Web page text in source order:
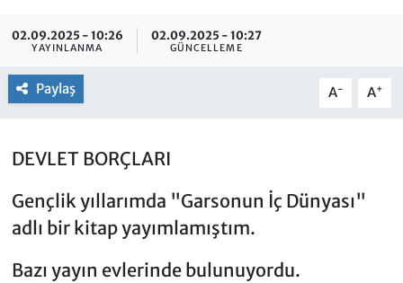
02.09.2025 - 10:26
YAYINLANMA
02.09.2025 - 10:27
GÜNCELLEME
Paylaş A- A+
DEVLET BORÇLARI
Gençlik yıllarımda "Garsonun İç Dünyası"
adlı bir kitap yayımlamıştım.
Bazı yayın evlerinde bulunuyordu.
Haber Arşivi